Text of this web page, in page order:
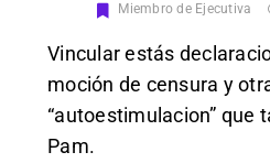
Miembro de Ejecutiva
Vincular estás
moción de censura y
“autoestimulacion” que
Pam.